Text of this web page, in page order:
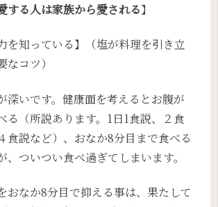
する人は家族から愛される】
を知っている】（塩が料理を引き立
コツ）
深いです。健康面を考えるとお腹が
る（所説あります。1日1食説、２食
食説など）、おなか8分目まで食べる
、ついつい食べ過ぎてしまいます。
おなか8分目で抑える事は、果たして